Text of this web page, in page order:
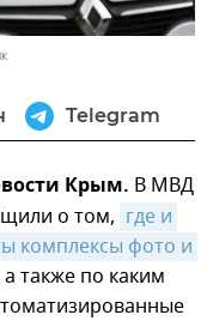
Telegram
Крым. В МВД
о том, где и
комплексы фото и
а также по каким